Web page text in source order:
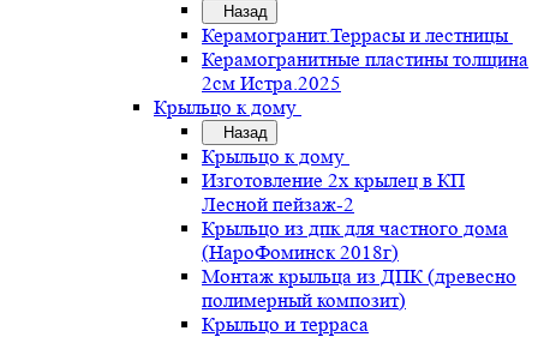
Назад
Керамогранит.Террасы и лестницы
Керамогранитные пластины толщина
2см Истра.2025
Крыльцо к дому
Назад
Крыльцо к дому
Изготовление 2х крылец в КП
Лесной пейзаж-2
Крыльцо из дпк для частного дома
(НароФоминск 2018г)
Монтаж крыльца из ДПК (древесно
полимерный композит)
Крыльцо и терраса